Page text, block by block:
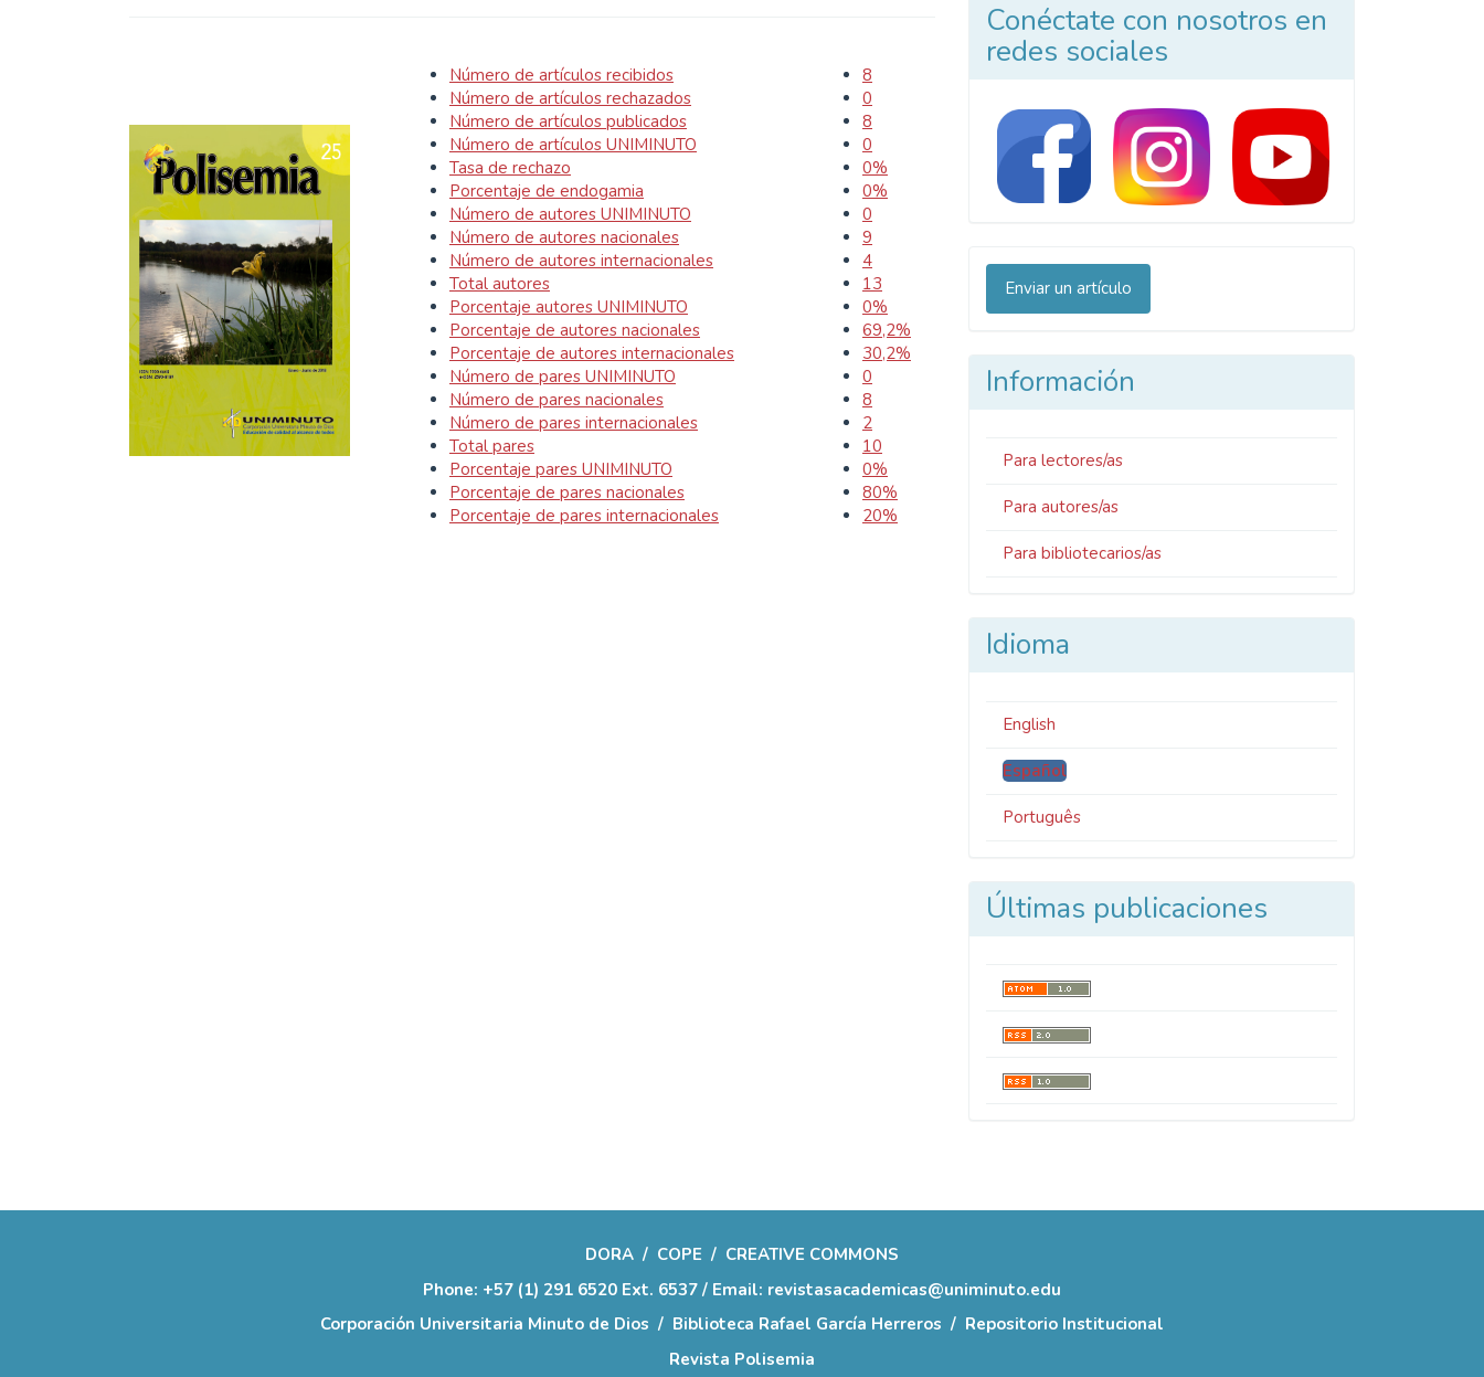
Número de artículos recibidos
Número de artículos rechazados
Número de artículos publicados
Número de artículos UNIMINUTO
Tasa de rechazo
Porcentaje de endogamia
Número de autores UNIMINUTO
Número de autores nacionales
Número de autores internacionales
Total autores
Porcentaje autores UNIMINUTO
Porcentaje de autores nacionales
Porcentaje de autores internacionales
Número de pares UNIMINUTO
Número de pares nacionales
Número de pares internacionales
Total pares
Porcentaje pares UNIMINUTO
Porcentaje de pares nacionales
Porcentaje de pares internacionales
8
0
8
0
0%
0%
0
9
4
13
0%
69,2%
30,2%
0
8
2
10
0%
80%
20%
Conéctate con nosotros en
redes sociales
Enviar
unEnviar un artículo
Información
Para lectores/as
Para autores/as
Para bibliotecarios/as
Idioma
English
Español
Português
Últimas publicaciones
DORA / COPE / CREATIVE COMMONS
Phone: +57 (1) 291 6520 Ext. 6537 / Email: revistasacademicas@uniminuto.edu
Corporación Universitaria Minuto de Dios / Biblioteca Rafael García Herreros / Repositorio Institucional
Revista Polisemia